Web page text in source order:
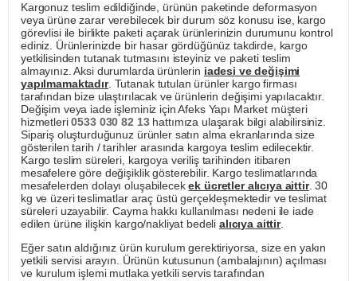
Kargonuz teslim edildiğinde, ürünün paketinde deformasyon
veya ürüne zarar verebilecek bir durum söz konusu ise, kargo
görevlisi ile birlikte paketi açarak ürünlerinizin durumunu kontrol
ediniz. Ürünlerinizde bir hasar gördüğünüz takdirde, kargo
yetkilisinden tutanak tutmasını isteyiniz ve paketi teslim
almayınız. Aksi durumlarda ürünlerin iadesi ve değişimi
yapılmamaktadır. Tutanak tutulan ürünler kargo firması
tarafından bize ulaştırılacak ve ürünlerin değişimi yapılacaktır.
Değişim veya iade işleminiz için Afeks Yapı Market müşteri
hizmetleri0533 030 82 13hattımıza ulaşarak bilgi alabilirsiniz.
Sipariş oluşturduğunuz ürünler satın alma ekranlarında size
gösterilen tarih / tarihler arasında kargoya teslim edilecektir.
Kargo teslim süreleri, kargoya veriliş tarihinden itibaren
mesafelere göre değişiklik gösterebilir. Kargo teslimatlarında
mesafelerden dolayı oluşabilecekek ücretler alıcıya aittir. 30
kg ve üzeri teslimatlar araç üstü gerçekleşmektedir ve teslimat
süreleri uzayabilir. Cayma hakkı kullanılması nedeni ile iade
edilen ürüne ilişkin kargo/nakliyat bedeli alıcıya aittir.
Eğer satın aldığınız ürün kurulum gerektiriyorsa, size en yakın
yetkili servisi arayın. Ürünün kutusunun (ambalajının) açılması
ve kurulum işlemi mutlaka yetkili servis tarafından